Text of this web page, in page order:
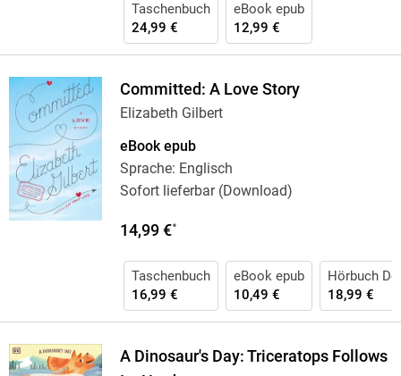
Taschenbuch
24,99 €
eBook epub
12,99 €
Committed: A Love Story
Elizabeth Gilbert
eBook epub
Sprache: Englisch
Sofort lieferbar (Download)
14,99 €*
Taschenbuch
16,99 €
eBook epub
10,49 €
Hörbuch
18,99 €
A Dinosaur's Day: Triceratops Follows